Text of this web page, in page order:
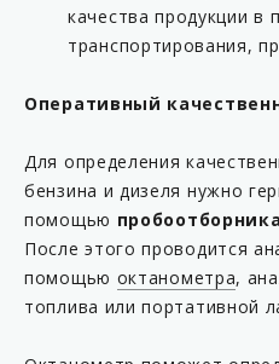
качества продукции в
транспортирования,
Оперативный
Для определения
бензина и дизеля нужно
помощью
После этого проводится
помощью октанометра,
топлива или портативной